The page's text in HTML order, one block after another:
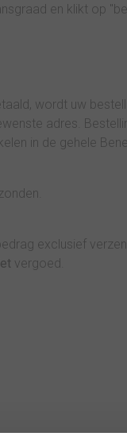
en klikt op
wordt uw
adres.
in de gehele
exclusief
vergoed.